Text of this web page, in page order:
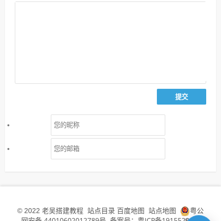
© 2022 老吴搭建教程 站点目录 百度地图 站点地图
粤公